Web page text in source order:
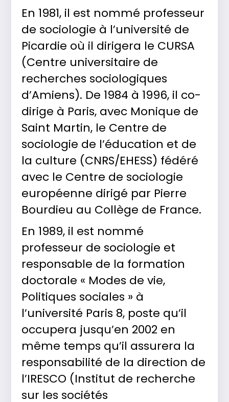
En 1981, il est nommé professeur
de sociologie à l’université de
Picardie où il dirigera le CURSA
(Centre universitaire de
recherches sociologiques
d’Amiens). De 1984 à 1996, il co-
dirige à Paris, avec Monique de
Saint Martin, le Centre de
sociologie de l’éducation et de
la culture (CNRS/EHESS) fédéré
avec le Centre de sociologie
européenne dirigé par Pierre
Bourdieu au Collège de France.
En 1989, il est nommé
professeur de sociologie et
responsable de la formation
doctorale « Modes de vie,
Politiques sociales » à
l’université Paris 8, poste qu’il
occupera jusqu’en 2002 en
même temps qu’il assurera la
responsabilité de la direction de
l’IRESCO (Institut de recherche
sur les sociétés